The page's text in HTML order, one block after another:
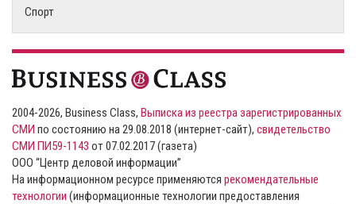
Спорт
2004-2026, Business Class, Выписка из реестра зарегистрированных
СМИ по состоянию на 29.08.2018 (интернет-сайт), свидетельство
СМИ ПИ59-1143 от 07.02.2017 (газета)
ООО “Центр деловой информации”
На информационном ресурсе применяются рекомендательные
технологии (информационные технологии предоставления